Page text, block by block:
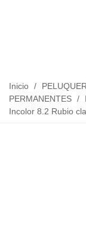
Inicio /
PERMANENTES /
Incolor 8.2 Rubio